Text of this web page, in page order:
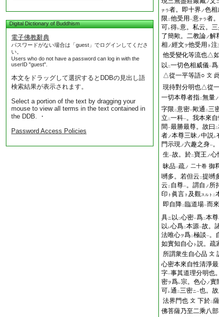
Digital Dictionary of Buddhism
電子佛教辭典
パスワードがない場合は「guest」でログインしてくださ
い。
Users who do not have a password can log in with the
userID "guest".
本文をドラッグして選択するとDDBの見出し語
検索結果が表示されます。
Select a portion of the text by dragging your
mouse to view all terms in the text contained in
the DDB. ・
Password Access Policies
ノ
ナラ者。即十界 ノ色相
限 二他受用 一意ナラ者
可レ得レ意。私云。
了簡歟。二教論ノ解
相 ノ經文 ヲ他受用 ト 注
他受變化等流也△
以 二一切色相威儀一爲
△從一平等語○ 文
現待對分明也△從
一切本尊者指二無量ノ
字限 二意密一歟通 二三
立 二一科一。我本來
間 一最勝最尊。故曰 二
者ノ本尊三昧ノ中説レ
門示現ノ六趣之身一
生一故。於二寶王 ノ心
昧品一疏ノ 二十卷 御
嚩多。若但云 二提嚩
云 二 自尊一。謂自 ノ 所
印 ト 眞言 ト 及觀スルト 二
即自降二臨道場一而來
具ニ 以 二心密一爲二本尊
以 レ心爲二本源一故。
法唯心ヲ爲二極談一。
如實知自心 ト 説。疏
所謂衆生自心品 文
心密本來自性清淨
字一事其道理分明也
密ヲ爲レ宗。色心ノ實
可レ通 二三密ニ一也。
法界門也 文 下於二
佛菩薩乃至二乘八